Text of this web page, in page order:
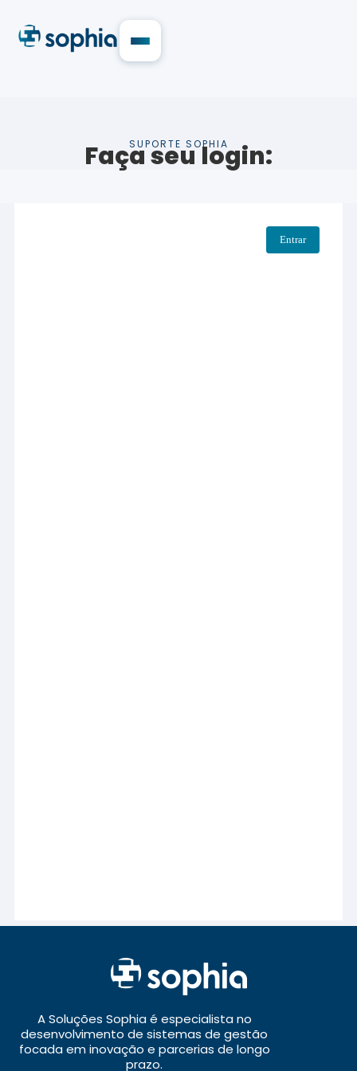
SUPORTE SOPHIA
Faça seu login:
A Soluções Sophia é especialista no
desenvolvimento de sistemas de gestão
focada em inovação e parcerias de longo
prazo.